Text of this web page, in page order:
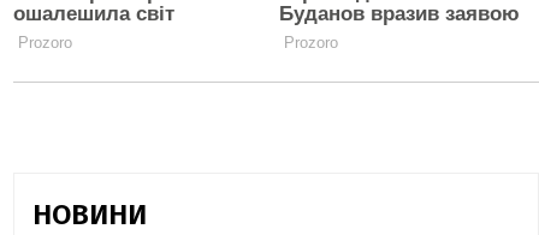
НОВИНИ